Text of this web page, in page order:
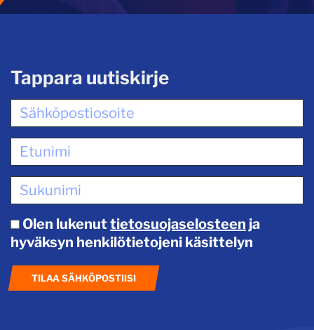
Tappara uutiskirje
Olen lukenut tietosuojaselosteen ja
hyväksyn henkilötietojeni käsittelyn
TILAA SÄHKÖPOSTIISI